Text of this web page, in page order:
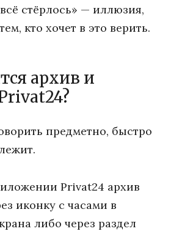
стёрлось» — иллюзия,
кто хочет в это верить.
архив и
предметно, быстро
Privat24 архив
иконку с часами в
либо через раздел